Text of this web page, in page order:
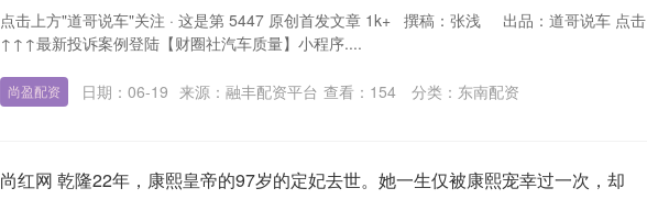
点击上方"道哥说车"关注 · 这是第 5447 原创首发文章 1k+ 撰稿：张浅 出品：道哥说车 点击
↑↑↑最新投诉案例登陆【财圈社汽车质量】小程序....
尚盈配资 日期：06-19 来源：融丰配资平台 查看： 154 分类： 东南配资
尚红网 乾隆22年，康熙皇帝的97岁的定妃去世。她一生仅被康熙宠幸过一次，却